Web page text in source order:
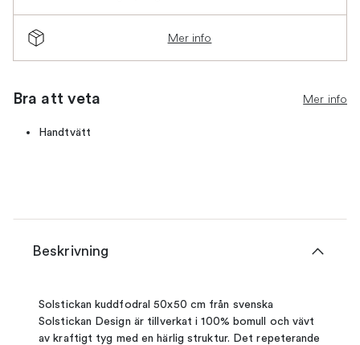
Mer info
Bra att veta Mer info
Handtvätt
Beskrivning
Solstickan kuddfodral 50x50 cm från svenska
Solstickan Design är tillverkat i 100% bomull och vävt
av kraftigt tyg med en härlig struktur. Det repeterande